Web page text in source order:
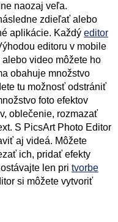
naozaj veľa.
zdieľať alebo
aplikácie. Každý editor
editoru v mobile
video môžete ho
obahuje množstvo
tu možnosť odstrániť
foto efektov
oblečenie, rozmazať
S PicsArt Photo Editor
aj videá. Môžete
ich, pridať efekty
len pri tvorbe
si môžete vytvoriť